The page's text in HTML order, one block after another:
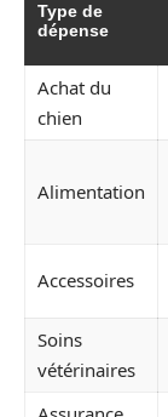
Type de
dépense
Achat du
chien
Alimentation
Accessoires
Soins
vétérinaires